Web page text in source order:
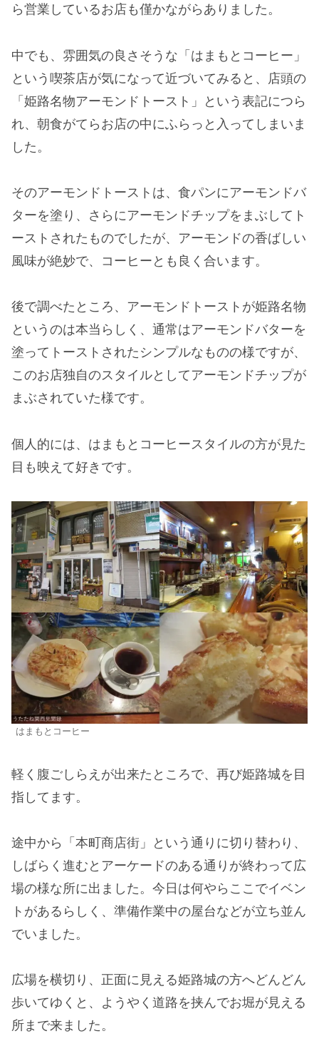
ら営業しているお店も僅かながらありました。
中でも、雰囲気の良さそうな「はまもとコーヒー」
という喫茶店が気になって近づいてみると、店頭の
「姫路名物アーモンドトースト」という表記につら
れ、朝食がてらお店の中にふらっと入ってしまいま
した。
そのアーモンドトーストは、食パンにアーモンドバ
ターを塗り、さらにアーモンドチップをまぶしてト
ーストされたものでしたが、アーモンドの香ばしい
風味が絶妙で、コーヒーとも良く合います。
後で調べたところ、アーモンドトーストが姫路名物
というのは本当らしく、通常はアーモンドバターを
塗ってトーストされたシンプルなものの様ですが、
このお店独自のスタイルとしてアーモンドチップが
まぶされていた様です。
個人的には、はまもとコーヒースタイルの方が見た
目も映えて好きです。
はまもとコーヒー
軽く腹ごしらえが出来たところで、再び姫路城を目
指してます。
途中から「本町商店街」という通りに切り替わり、
しばらく進むとアーケードのある通りが終わって広
場の様な所に出ました。今日は何やらここでイベン
トがあるらしく、準備作業中の屋台などが立ち並ん
でいました。
広場を横切り、正面に見える姫路城の方へどんどん
歩いてゆくと、ようやく道路を挟んでお堀が見える
所まで来ました。